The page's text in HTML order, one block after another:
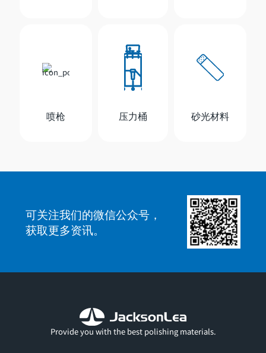
喷枪 压力桶 砂光材料
可关注我们的微信公众号，
获取更多资讯。
Provide you with the best polishing materials.